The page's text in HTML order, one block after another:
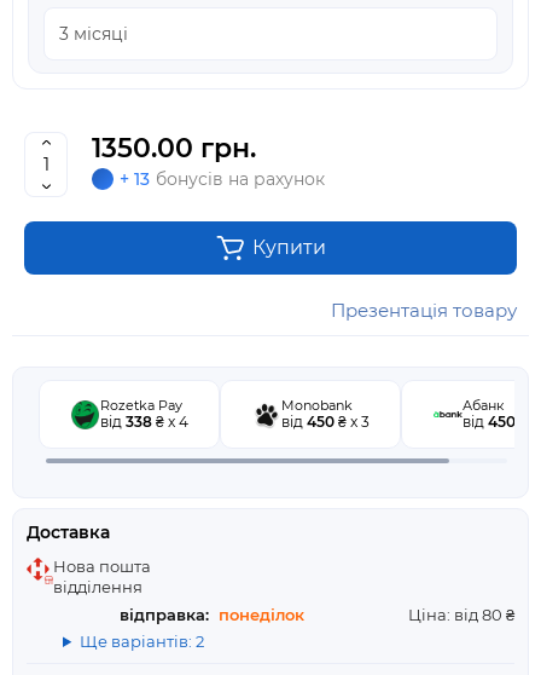
1350.00 грн.
+ 13 бонусів на рахунок
Купити
Презентація товару
Rozetka Pay
від 338₴ x 4
Monobank
від 450₴ x 3
Абанк
від 450
Доставка
Нова пошта
відділення
відправка: понеділок
Ціна: від 80 ₴
Ще варіантів: 2